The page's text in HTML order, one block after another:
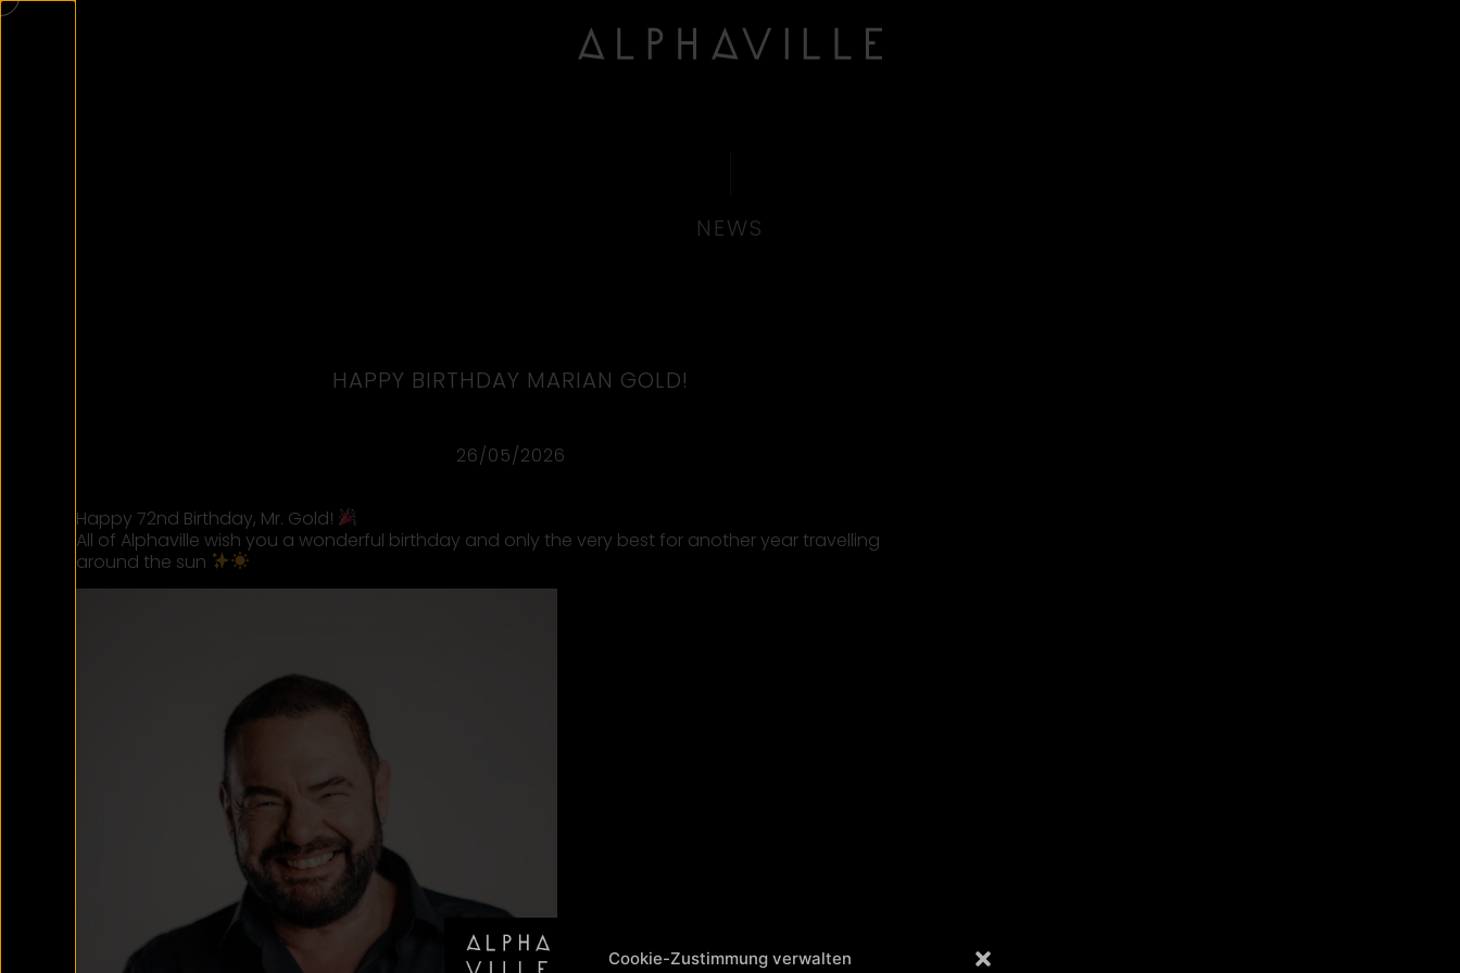
Cookie-Zustimmung verwalten
NEWS
HAPPY BIRTHDAY MARIAN GOLD!
26/05/2026
Happy 72nd Birthday, Mr. Gold!
All of Alphaville wish you a wonderful birthday and only the very best for another year travelling
around the sun